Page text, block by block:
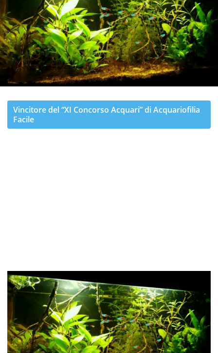
Vincitore del “XI Concorso Acquari” di Acquariofilia
Facile